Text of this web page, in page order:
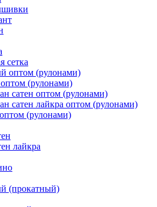
сетка
оптом (рулонами)
(рулонами)
сатен оптом (рулонами)
сатен лайкра оптом (рулонами)
(рулонами)
лайкра
(прокатный)